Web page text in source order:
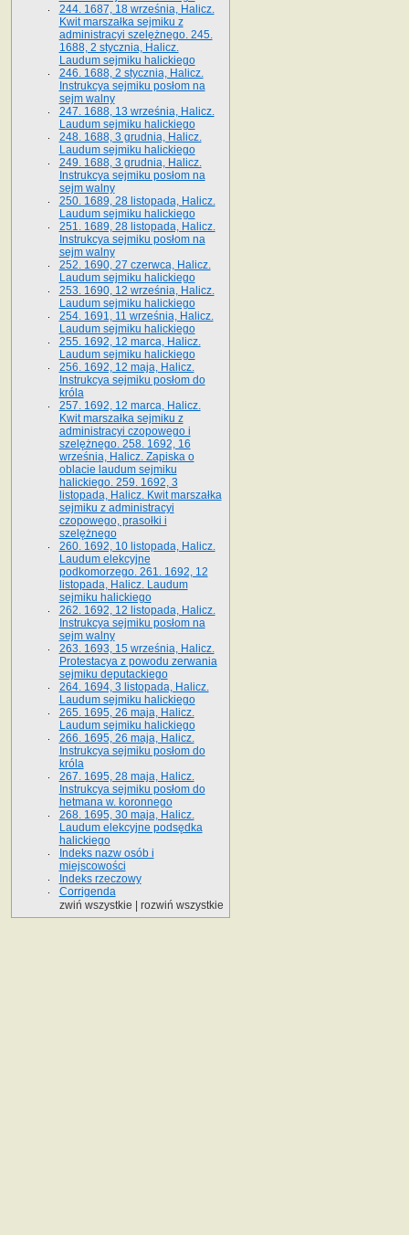
244. 1687, 18 września, Halicz.
Kwit marszałka sejmiku z
administracyi szelężnego. 245.
1688, 2 stycznia, Halicz.
Laudum sejmiku halickiego
246. 1688, 2 stycznia, Halicz.
Instrukcya sejmiku posłom na
sejm walny
247. 1688, 13 września, Halicz.
Laudum sejmiku halickiego
248. 1688, 3 grudnia, Halicz.
Laudum sejmiku halickiego
249. 1688, 3 grudnia, Halicz.
Instrukcya sejmiku posłom na
sejm walny
250. 1689, 28 listopada, Halicz.
Laudum sejmiku halickiego
251. 1689, 28 listopada, Halicz.
Instrukcya sejmiku posłom na
sejm walny
252. 1690, 27 czerwca, Halicz.
Laudum sejmiku halickiego
253. 1690, 12 września, Halicz.
Laudum sejmiku halickiego
254. 1691, 11 września, Halicz.
Laudum sejmiku halickiego
255. 1692, 12 marca, Halicz.
Laudum sejmiku halickiego
256. 1692, 12 maja, Halicz.
Instrukcya sejmiku posłom do
króla
257. 1692, 12 marca, Halicz.
Kwit marszałka sejmiku z
administracyi czopowego i
szelężnego. 258. 1692, 16
września, Halicz. Zapiska o
oblacie laudum sejmiku
halickiego. 259. 1692, 3
listopada, Halicz. Kwit marszałka
sejmiku z administracyi
czopowego, prasołki i
szelężnego
260. 1692, 10 listopada, Halicz.
Laudum elekcyjne
podkomorzego. 261. 1692, 12
listopada, Halicz. Laudum
sejmiku halickiego
262. 1692, 12 listopada, Halicz.
Instrukcya sejmiku posłom na
sejm walny
263. 1693, 15 września, Halicz.
Protestacya z powodu zerwania
sejmiku deputackiego
264. 1694, 3 listopada, Halicz.
Laudum sejmiku halickiego
265. 1695, 26 maja, Halicz.
Laudum sejmiku halickiego
266. 1695, 26 maja, Halicz.
Instrukcya sejmiku posłom do
króla
267. 1695, 28 maja, Halicz.
Instrukcya sejmiku posłom do
hetmana w. koronnego
268. 1695, 30 maja, Halicz.
Laudum elekcyjne podsędka
halickiego
Indeks nazw osób i
miejscowości
Indeks rzeczowy
Corrigenda
zwiń wszystkie
rozwiń wszystkie